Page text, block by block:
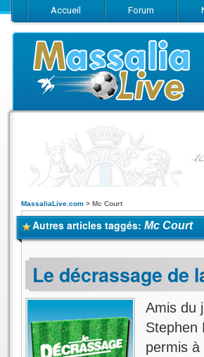
Accueil Forum
MassaliaLive.com > Mc Court
Autres articles taggés: Mc Court
Le décrassage de
Amis du
Stephen
permis